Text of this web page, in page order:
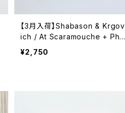
【3月入荷】Shabason & Krgov
ich / At Scaramouche + Phil
adelphia(CD)
¥2,750